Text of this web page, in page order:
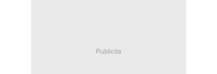
Publicité